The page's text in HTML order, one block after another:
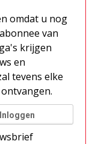
omdat u nog
van
krijgen
en
tevens elke
Inloggen